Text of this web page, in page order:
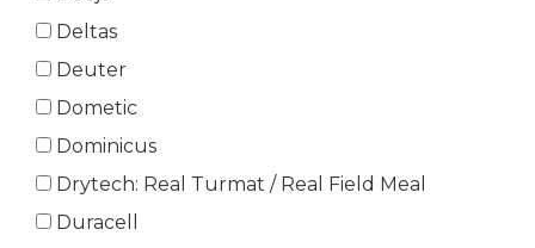
Deltas
Deuter
Dometic
Dominicus
Drytech: Real Turmat / Real Field Meal
Duracell